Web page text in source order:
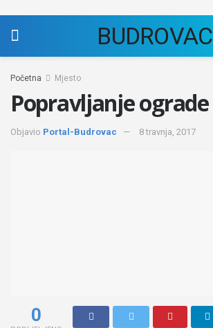
BUDROVAC
Početna Mjesto
Popravljanje ograde
Objavio Portal-Budrovac 8 travnja, 2017
0